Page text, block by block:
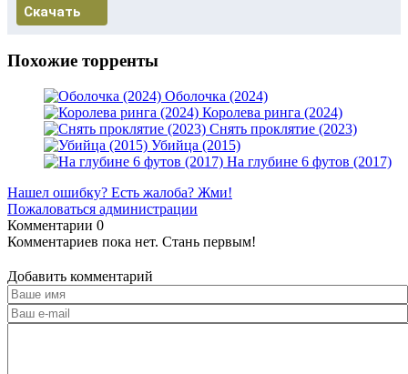
Скачать
Похожие торренты
Оболочка (2024)
Королева ринга (2024)
Снять проклятие (2023)
Убийца (2015)
На глубине 6 футов (2017)
Нашел ошибку? Есть жалоба? Жми!
Пожаловаться администрации
Комментарии 0
Комментариев пока нет. Стань первым!
Добавить комментарий